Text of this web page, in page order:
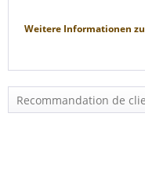
Weitere Informationen zu